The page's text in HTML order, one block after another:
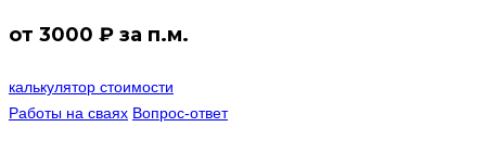
от 3000 ₽ за п.м.
калькулятор стоимости
Работы на сваях Вопрос-ответ